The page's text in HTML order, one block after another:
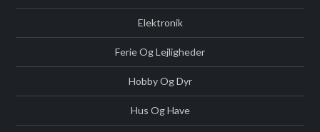
Elektronik
Ferie Og Lejligheder
Hobby Og Dyr
Hus Og Have